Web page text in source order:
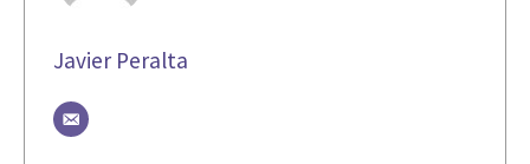
Javier Peralta